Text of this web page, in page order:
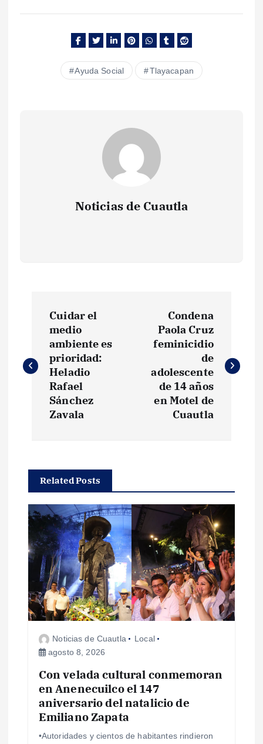
Ayuda Social Tlayacapan
Noticias de Cuautla
v
c
ó
n
d
e
Cuidar el
medio
ambiente es
prioridad:
Heladio
Rafael
Sánchez
Zavala
Condena
Paola Cruz
feminicidio
de
adolescente
de 14 años
en Motel de
Cuautla
Related Posts
Noticias de Cuautla
Local
agosto 8, 2026
Con velada cultural conmemoran
en Anenecuilco el 147
aniversario del natalicio de
Emiliano Zapata
•Autoridades y cientos de habitantes rindieron